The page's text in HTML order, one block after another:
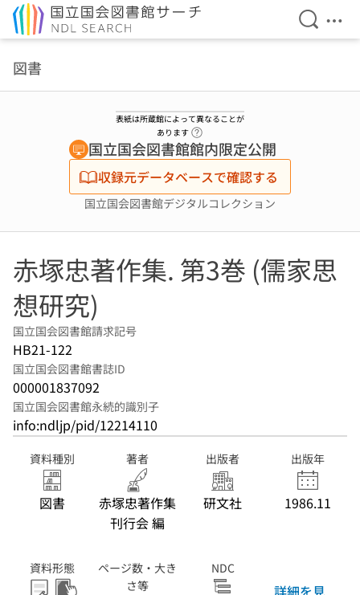
検索を
メ
図書
表紙は所蔵館によって異なることが
あります
国立国会図書館館内限定公開
収録元データベースで確認する
国立国会図書館デジタルコレクション
赤塚忠著作集. 第3巻 (儒家思
想研究)
国立国会図書館請求記号
HB21-122
国立国会図書館書誌ID
000001837092
国立国会図書館永続的識別子
info:ndljp/pid/12214110
資料種別
図書
著者
赤塚忠著作集
刊行会 編
出版者
研文社
出版年
1986.11
資料形態
ページ数・大き
さ等
NDC
詳細を見